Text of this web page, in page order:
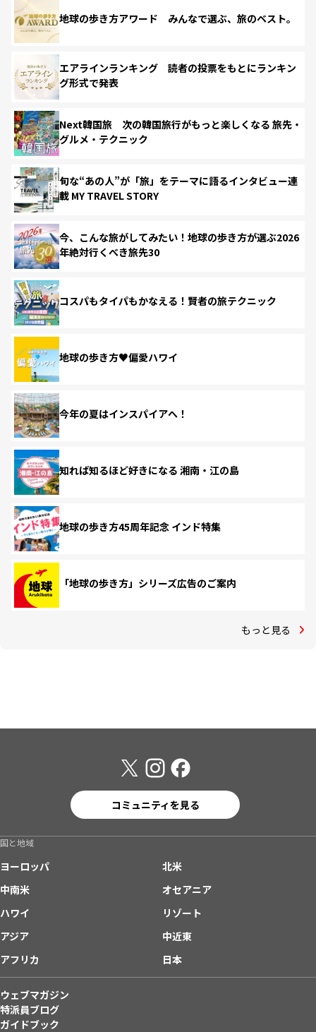
地球の歩き方アワード みんなで選ぶ、旅のベスト。
エアラインランキング 読者の投票をもとにランキン
グ形式で発表
Next韓国旅 次の韓国旅行がもっと楽しくなる 旅先・
グルメ・テクニック
旬な“あの人”が「旅」をテーマに語るインタビュー連
載 MY TRAVEL STORY
今、こんな旅がしてみたい！地球の歩き方が選ぶ2026
年絶対行くべき旅先30
コスパもタイパもかなえる！賢者の旅テクニック
地球の歩き方♥偏愛ハワイ
今年の夏はインスパイアへ！
知れば知るほど好きになる 湘南・江の島
地球の歩き方45周年記念 インド特集
「地球の歩き方」シリーズ広告のご案内
もっと見る
コミュニティを見る
国と地域
ヨーロッパ
北米
中南米
オセアニア
ハワイ
リゾート
アジア
中近東
アフリカ
日本
ウェブマガジン
特派員ブログ
ガイドブック